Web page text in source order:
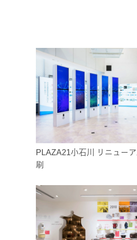
PLAZA21小石川 リニュー
刷